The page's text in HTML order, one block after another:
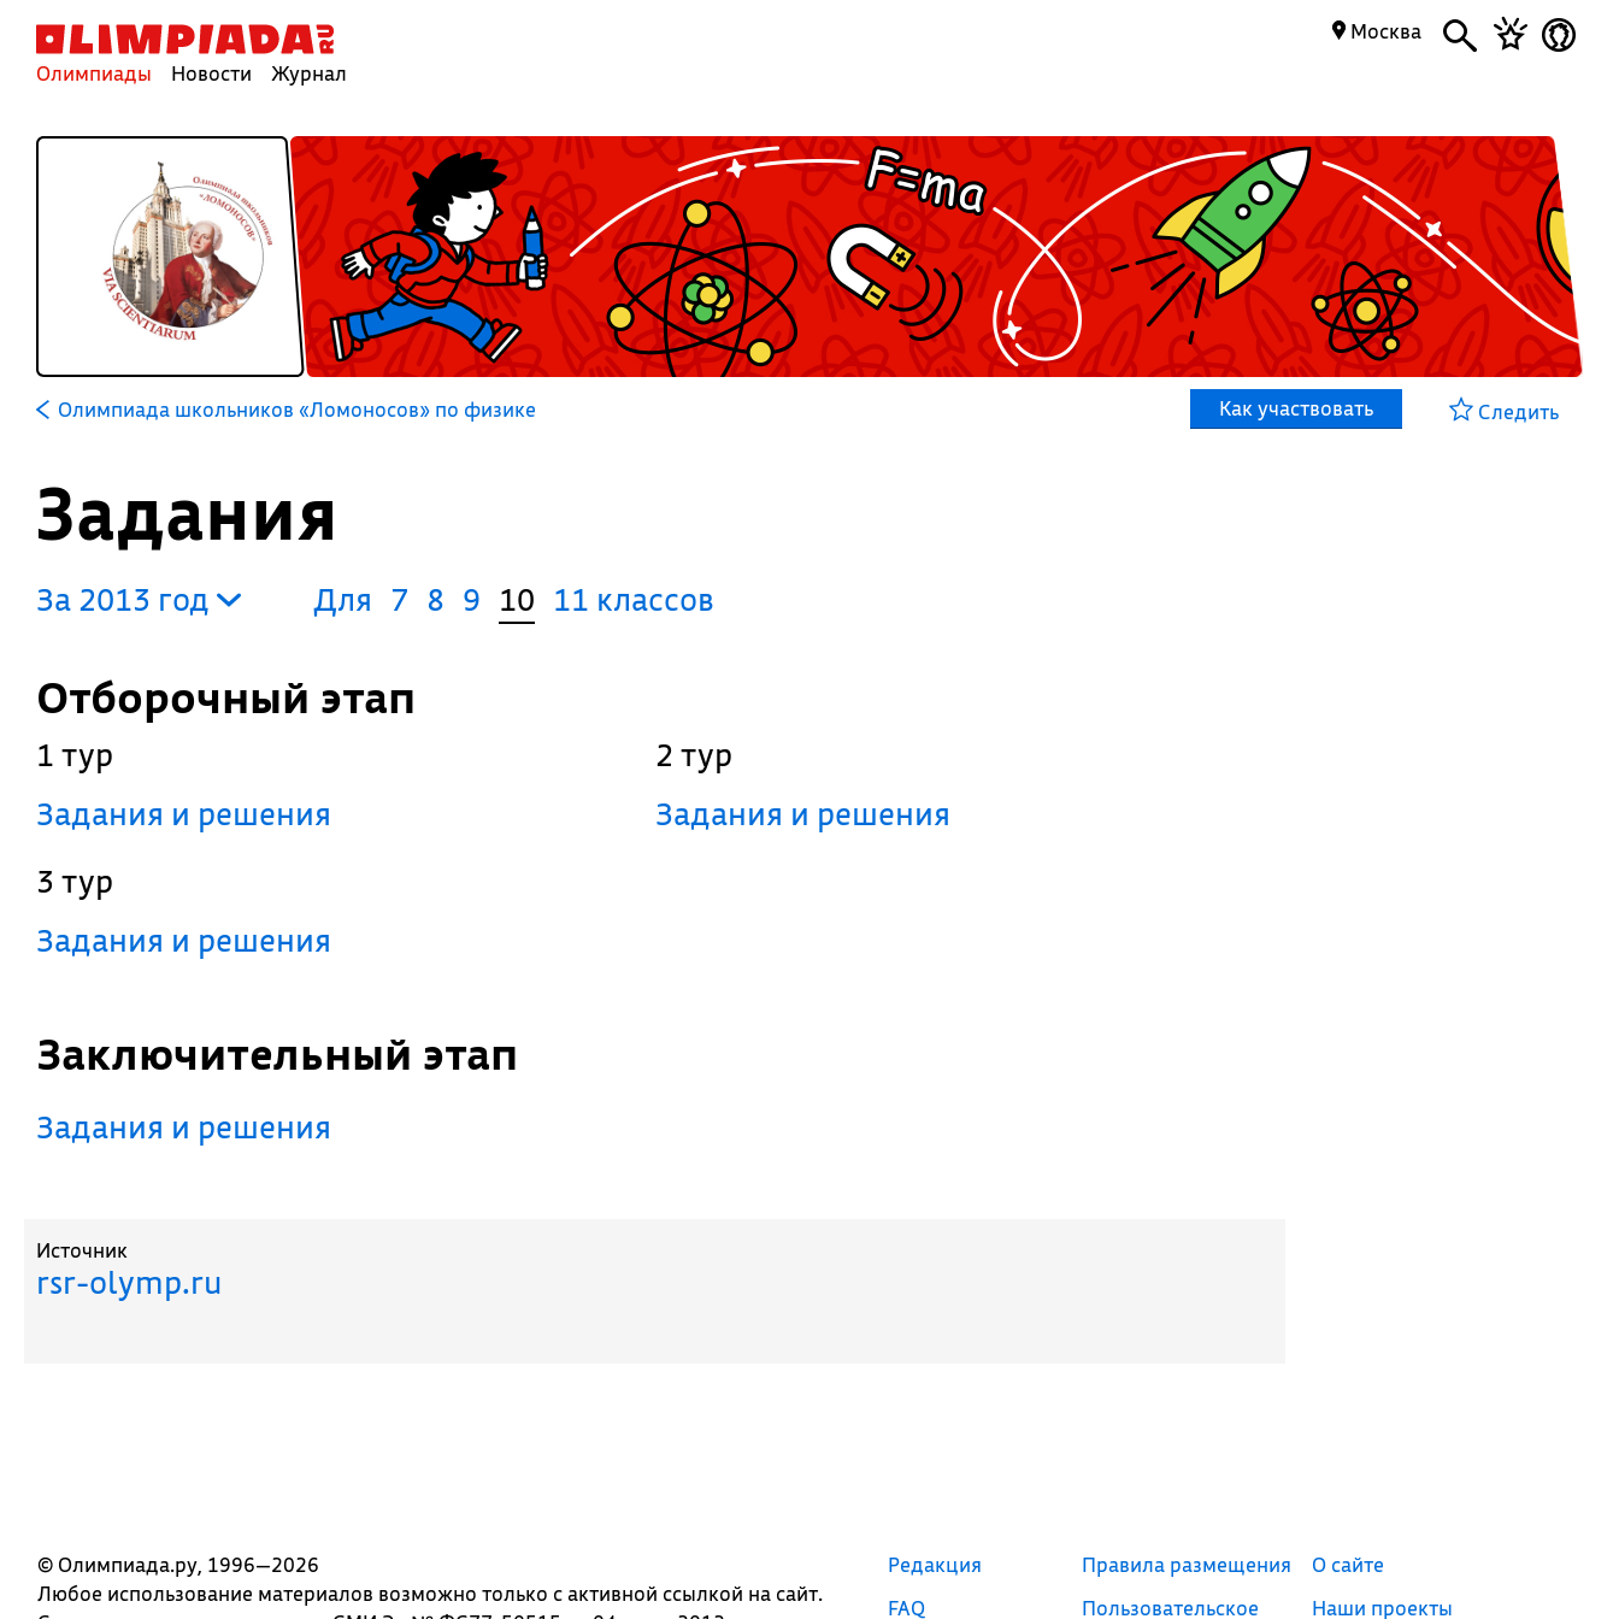
Олимпиады Новости Журнал
Москва
Олимпиада школьников «Ломоносов» по физике Как участвовать Следить
Задания
За 2013 год Для 7 8 9 10 11 классов
Отборочный этап
1 тур
Задания и решения
2 тур
Задания и решения
3 тур
Задания и решения
Заключительный этап
Задания и решения
Источник
rsr-olymp.ru
© Олимпиада.ру, 1996—2026
Любое использование материалов возможно только с активной ссылкой на сайт.
Редакция
FAQ
Правила размещения
Пользовательское
О сайте
Наши проекты